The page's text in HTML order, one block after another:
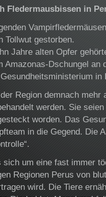
Fledermausbissen in
Tollwut gestorben.
Jahre alten Opfer
Amazonas-Dschungel an
in
Region demnach mehr
werden. Sie
worden. Das
in die Gegend. Die
sich um eine fast immer
Regionen Perus von
wird. Die Tiere